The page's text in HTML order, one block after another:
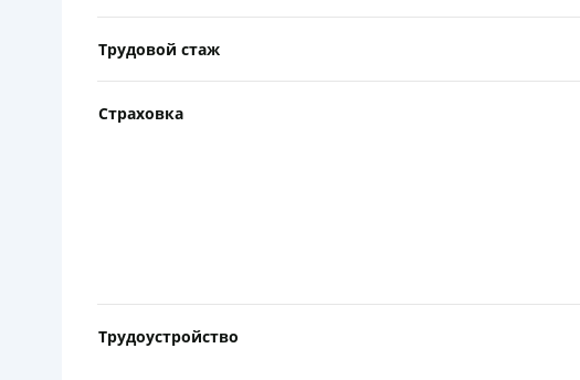
Трудовой стаж
Страховка
Трудоустройство